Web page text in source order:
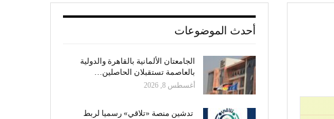
أحدث الموضوعات
الجامعتان الألمانية بالقاهرة والدولية
بالعاصمة تستقبلان الحاصلين…
أغسطس 8, 2026
تدشين منصة «تلاقي» رسميا لربط